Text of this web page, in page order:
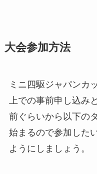
大会参加方法
ミニ四駆ジャパンカ
上での事前申し込み
前ぐらいから以下の
始まるので参加した
ようにしましょう。